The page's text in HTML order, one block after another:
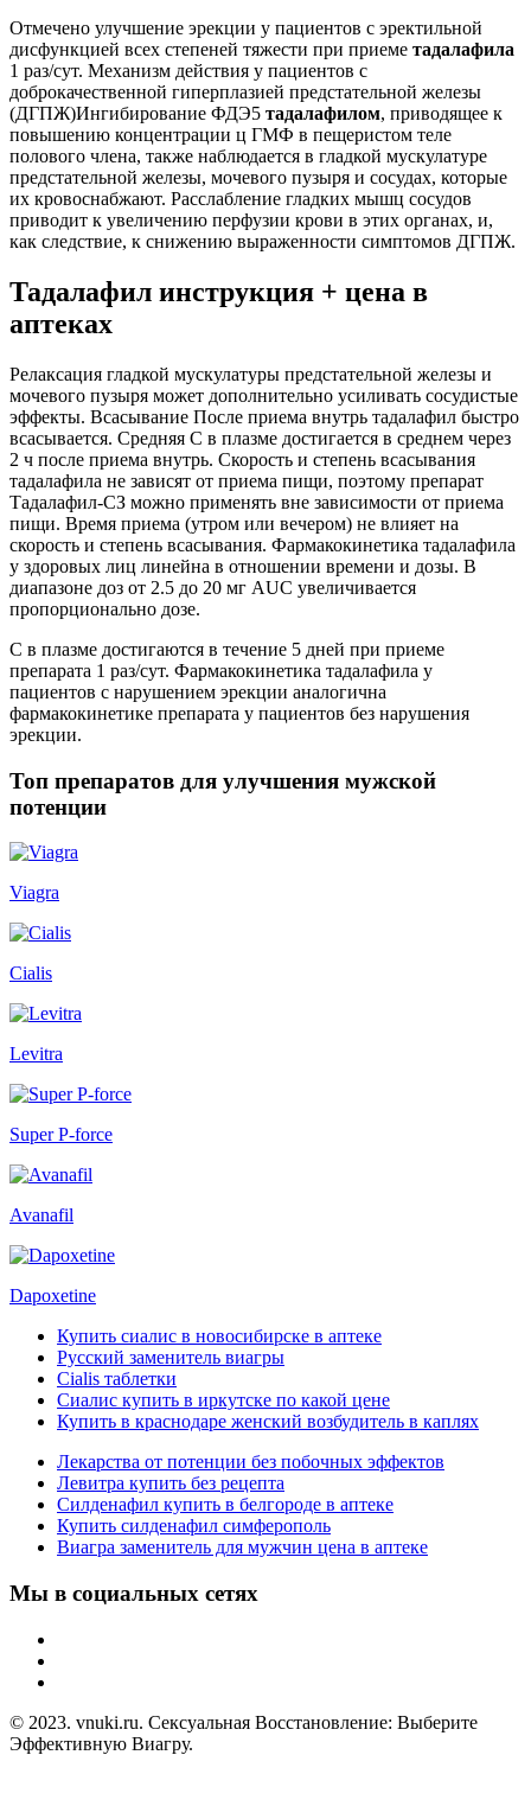
Отмечено улучшение эрекции у пациентов с эректильной
дисфункцией всех степеней тяжести при приеме тадалафила
1 раз/сут. Механизм действия у пациентов с
доброкачественной гиперплазией предстательной железы
(ДГПЖ)Ингибирование ФДЭ5 тадалафилом, приводящее к
повышению концентрации ц ГМФ в пещеристом теле
полового члена, также наблюдается в гладкой мускулатуре
предстательной железы, мочевого пузыря и сосудах, которые
их кровоснабжают. Расслабление гладких мышц сосудов
приводит к увеличению перфузии крови в этих органах, и,
как следствие, к снижению выраженности симптомов ДГПЖ.
Тадалафил инструкция + цена в
аптеках
Релаксация гладкой мускулатуры предстательной железы и
мочевого пузыря может дополнительно усиливать сосудистые
эффекты. Всасывание После приема внутрь тадалафил быстро
всасывается. Средняя С в плазме достигается в среднем через
2 ч после приема внутрь. Скорость и степень всасывания
тадалафила не зависят от приема пищи, поэтому препарат
Тадалафил-СЗ можно применять вне зависимости от приема
пищи. Время приема (утром или вечером) не влияет на
скорость и степень всасывания. Фармакокинетика тадалафила
у здоровых лиц линейна в отношении времени и дозы. В
диапазоне доз от 2.5 до 20 мг AUC увеличивается
пропорционально дозе.
C в плазме достигаются в течение 5 дней при приеме
препарата 1 раз/сут. Фармакокинетика тадалафила у
пациентов с нарушением эрекции аналогична
фармакокинетике препарата у пациентов без нарушения
эрекции.
Топ препаратов для улучшения мужской
потенции
Viagra
Cialis
Levitra
Super P-force
Avanafil
Dapoxetine
Купить сиалис в новосибирске в аптеке
Русский заменитель виагры
Cialis таблетки
Сиалис купить в иркутске по какой цене
Купить в краснодаре женский возбудитель в каплях
Лекарства от потенции без побочных эффектов
Левитра купить без рецепта
Силденафил купить в белгороде в аптеке
Купить силденафил симферополь
Виагра заменитель для мужчин цена в аптеке
Мы в социальных сетях
© 2023. vnuki.ru. Сексуальная Восстановление: Выберите
Эффективную Виагру.